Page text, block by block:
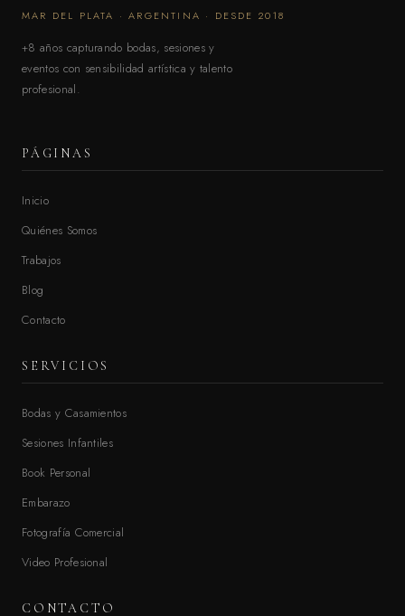
MAR DEL PLATA · ARGENTINA · DESDE 2018
+8 años capturando bodas, sesiones y
eventos con sensibilidad artística y talento
profesional.
PÁGINAS
Inicio
Quiénes Somos
Trabajos
Blog
Contacto
SERVICIOS
Bodas y Casamientos
Sesiones Infantiles
Book Personal
Embarazo
Fotografía Comercial
Video Profesional
CONTACTO